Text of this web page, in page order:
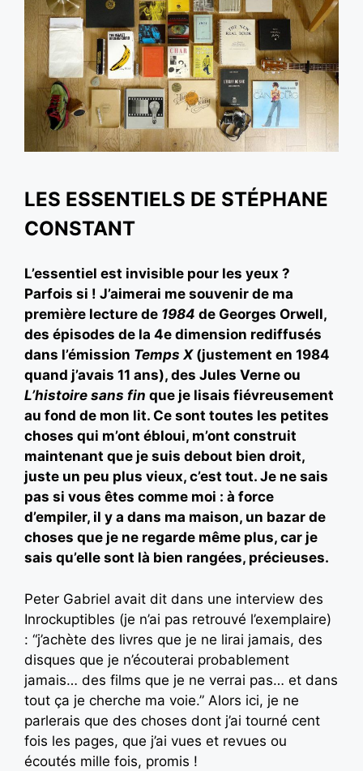
LES ESSENTIELS DE STÉPHANE
CONSTANT
L’essentiel est invisible pour les yeux ?
Parfois si ! J’aimerai me souvenir de ma
première lecture de 1984 de Georges Orwell,
des épisodes de la 4e dimension rediffusés
dans l’émission Temps X(justement en 1984
quand j’avais 11 ans), des Jules Verne ou
L’histoire sans fin que je lisais fiévreusement
au fond de mon lit. Ce sont toutes les petites
choses qui m’ont ébloui, m’ont construit
maintenant que je suis debout bien droit,
juste un peu plus vieux, c’est tout. Je ne sais
pas si vous êtes comme moi : à force
d’empiler, il y a dans ma maison, un bazar de
choses que je ne regarde même plus, car je
sais qu’elle sont là bien rangées, précieuses.
Peter Gabriel avait dit dans une interview des
Inrockuptibles (je n’ai pas retrouvé l’exemplaire)
: “j’achète des livres que je ne lirai jamais, des
disques que je n’écouterai probablement
jamais… des films que je ne verrai pas… et dans
tout ça je cherche ma voie.” Alors ici, je ne
parlerais que des choses dont j’ai tourné cent
fois les pages, que j’ai vues et revues ou
écoutés mille fois, promis !